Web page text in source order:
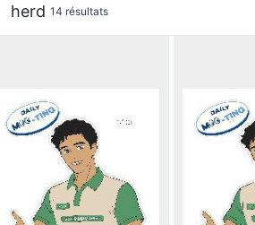
herd 14 résultats